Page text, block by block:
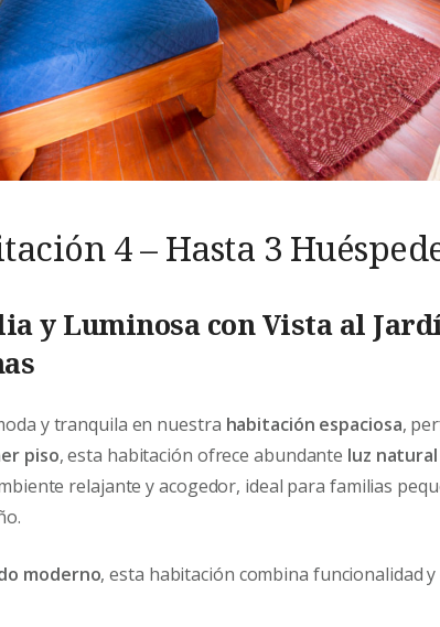
4 – Hasta 3
y Luminosa con Vista al
y tranquila en nuestra habitación espaciosa,
piso, esta habitación ofrece abundante luz natural
relajante y acogedor, ideal para familias
moderno, esta habitación combina funcionalidad